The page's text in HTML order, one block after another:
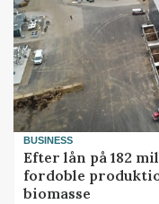
BUSINESS
Efter lån på 182
fordoble
biomasse